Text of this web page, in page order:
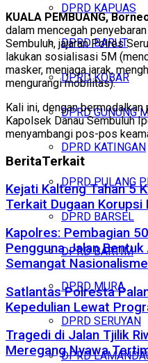
DPRD KAPUAS
DPRD BARUT
DPRD KOBAR
DPRD GUNUNG
DPRD KATINGAN
DPRD PULANG
DPRD BARSEL
DPRD BARTIM
DPRD MURA
DPRD SERUYAN
DPRD
KUALA PEMBUANG,
dalam mencegah
Sembuluh, jajaran Polres
lakukan sosialisasi 5M
masker, menjaga jarak,
mengurangi mobilitas).
Kali ini, dengan
Kapolsek Danau Sembuluh
menyambangi pos-pos
BeritaTerkait
Kejati Kalteng Tahan 5
Terkait Dugaan Korupsi
Kapolres: Pembagian
Pengguna Jalan
Semangat Nasionalisme
Satlantas Polresta
Kepedulian Lewat
Tragedi di Jalan Tjilik
Meregang Nyawa